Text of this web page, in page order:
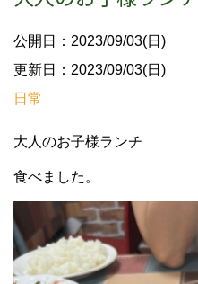
公開日：2023/09/03(日)
更新日：2023/09/03(日)
日常
大人のお子様ランチ
食べました。